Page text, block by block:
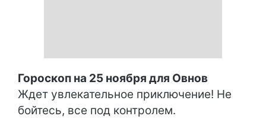
Гороскоп на 25 ноября для Овнов
Ждет увлекательное приключение! Не
бойтесь, все под контролем.